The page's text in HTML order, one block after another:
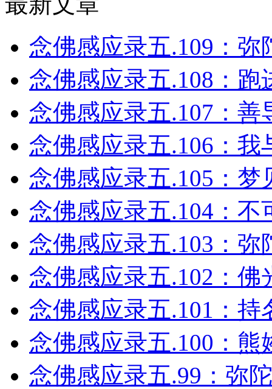
念佛感应录五.109：弥
念佛感应录五.108：跑
念佛感应录五.107：善
念佛感应录五.106：我
念佛感应录五.105：梦
念佛感应录五.104：不
念佛感应录五.103：弥
念佛感应录五.102：佛
念佛感应录五.101：持
念佛感应录五.100：熊
念佛感应录五.99：弥